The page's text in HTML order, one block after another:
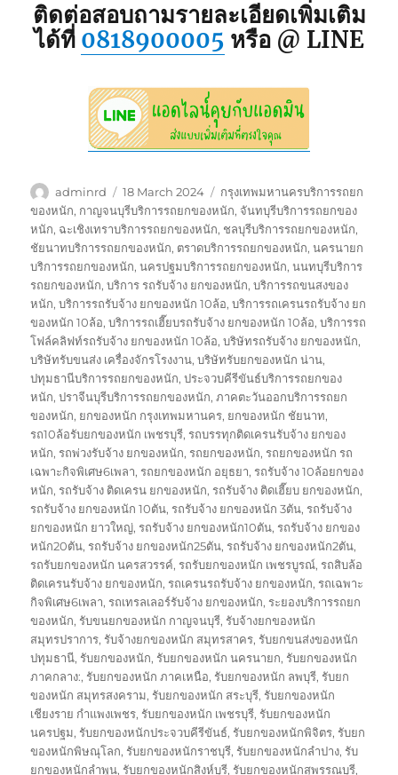
ติดต่อสอบถามรายละเอียดเพิ่มเติม
ได้ที่ 0818900005 หรือ @ LINE
Author
adminrd
Posted
on
18 March 2024 Tags
กรุงเทพมหานครบริการรถยก
ของหนัก, กาญจนบุรีบริการรถยกของหนัก, จันทบุรีบริการรถยกของ
หนัก, ฉะเชิงเทราบริการรถยกของหนัก, ชลบุรีบริการรถยกของหนัก,
ชัยนาทบริการรถยกของหนัก, ตราดบริการรถยกของหนัก,นครนายก
บริการรถยกของหนัก,นครปฐมบริการรถยกของหนัก,นนทบุรีบริการ
รถยกของหนัก,บริการ รถรับจ้าง ยกของหนัก,บริการรถขนสงของ
หนัก,บริการรถรับจ้าง ยกของหนัก 10ล้อ,บริการรถเครนรถรับจ้าง ยก
ของหนัก 10ล้อ,บริการรถเฮี๊ยบรถรับจ้าง ยกของหนัก 10ล้อ,บริการรถ
โฟล์คลิฟท์รถรับจ้าง ยกของหนัก 10ล้อ,บริษัทรถรับจ้าง ยกของหนัก,
บริษัทรับขนส่ง เครื่องจักรโรงงาน,บริษัทรับยกของหนัก น่าน,
ปทุมธานีบริการรถยกของหนัก,ประจวบคีรีขันธ์บริการรถยกของ
หนัก,ปราจีนบุรีบริการรถยกของหนัก,ภาคตะวันออกบริการรถยก
ของหนัก, ยกของหนัก กรุงเทพมหานคร, ยกของหนัก ชัยนาท,
รถ10ล้อรับยกของหนัก เพชรบุรี,รถบรรทุกติดเครนรับจ้าง ยกของ
หนัก,รถพ่วงรับจ้าง ยกของหนัก,รถยกของหนัก,รถยกของหนัก รถ
เฉพาะกิจพิเศษ6เพลา,รถยกของหนัก อยุธยา,รถรับจ้าง 10ล้อยกของ
หนัก,รถรับจ้าง ติดเครน ยกของหนัก,รถรับจ้าง ติดเฮี๊ยบ ยกของหนัก,
รถรับจ้าง ยกของหนัก 10ตัน,รถรับจ้าง ยกของหนัก 3ตัน,รถรับจ้าง
ยกของหนัก ยาวใหญ่,รถรับจ้าง ยกของหนัก10ตัน,รถรับจ้าง ยกของ
หนัก20ตัน,รถรับจ้าง ยกของหนัก25ตัน,รถรับจ้าง ยกของหนัก2ตัน,
รถรับยกของหนัก นครสวรรค์,รถรับยกของหนัก เพชรบูรณ์,รถสิบล้อ
ติดเครนรับจ้าง ยกของหนัก,รถเครนรถรับจ้าง ยกของหนัก,รถเฉพาะ
กิจพิเศษ6เพลา,รถเทรลเลอร์รับจ้าง ยกของหนัก,ระยองบริการรถยก
ของหนัก,รับขนยกของหนัก กาญจนบุรี,รับจ้างยกของหนัก
สมุทรปราการ,รับจ้างยกของหนัก สมุทรสาคร,รับยกขนส่งของหนัก
ปทุมธานี,รับยกของหนัก,รับยกของหนัก นครนายก,รับยกของหนัก
ภาคกลาง:,รับยกของหนัก ภาคเหนือ,รับยกของหนัก ลพบุรี,รับยก
ของหนัก สมุทรสงคราม,รับยกของหนัก สระบุรี,รับยกของหนัก
เชียงราย กำแพงเพชร,รับยกของหนัก เพชรบุรี,รับยกของหนัก
นครปฐม,รับยกของหนักประจวบคีรีขันธ์,รับยกของหนักพิจิตร,รับยก
ของหนักพิษณุโลก,รับยกของหนักราชบุรี,รับยกของหนักลำปาง,รับ
ยกของหนักลำพูน,รับยกของหนักสิงห์บุรี,รับยกของหนักสุพรรณบุรี,